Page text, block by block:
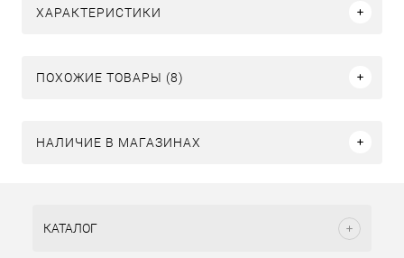
ХАРАКТЕРИСТИКИ
ПОХОЖИЕ ТОВАРЫ (8)
НАЛИЧИЕ В МАГАЗИНАХ
КАТАЛОГ